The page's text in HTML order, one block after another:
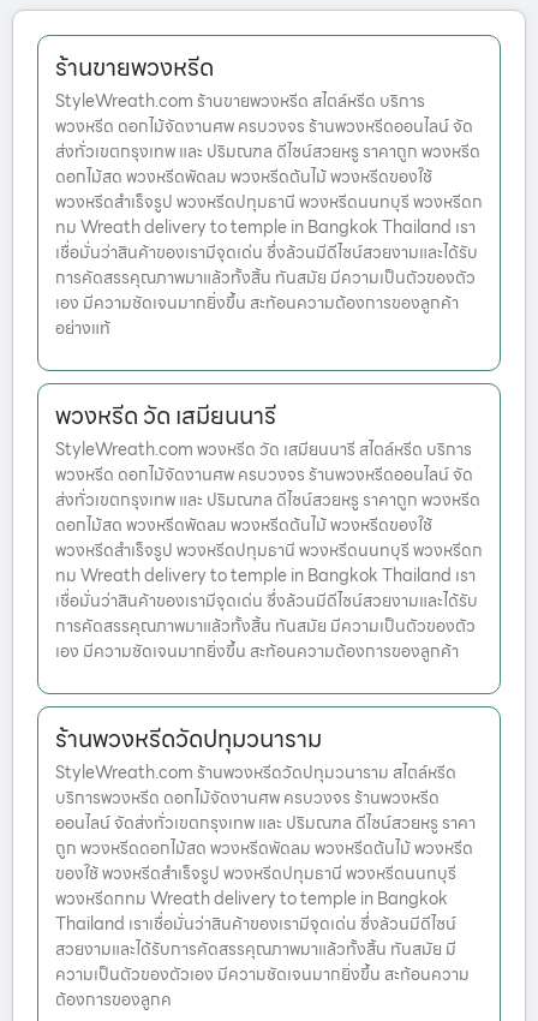
ร้านขายพวงหรีด
StyleWreath.com ร้านขายพวงหรีด สไตล์หรีด บริการ
พวงหรีด ดอกไม้จัดงานศพ ครบวงจร ร้านพวงหรีดออนไลน์ จัด
ส่งทั่วเขตกรุงเทพ และ ปริมณฑล ดีไซน์สวยหรู ราคาถูก พวงหรีด
ดอกไม้สด พวงหรีดพัดลม พวงหรีดต้นไม้ พวงหรีดของใช้
พวงหรีดสำเร็จรูป พวงหรีดปทุมธานี พวงหรีดนนทบุรี พวงหรีดก
ทม Wreath delivery to temple in Bangkok Thailand เรา
เชื่อมั่นว่าสินค้าของเรามีจุดเด่น ซึ่งล้วนมีดีไซน์สวยงามและได้รับ
การคัดสรรคุณภาพมาแล้วทั้งสิ้น ทันสมัย มีความเป็นตัวของตัว
เอง มีความชัดเจนมากยิ่งขึ้น สะท้อนความต้องการของลูกค้า
อย่างแท้
พวงหรีด วัด เสมียนนารี
StyleWreath.com พวงหรีด วัด เสมียนนารี สไตล์หรีด บริการ
พวงหรีด ดอกไม้จัดงานศพ ครบวงจร ร้านพวงหรีดออนไลน์ จัด
ส่งทั่วเขตกรุงเทพ และ ปริมณฑล ดีไซน์สวยหรู ราคาถูก พวงหรีด
ดอกไม้สด พวงหรีดพัดลม พวงหรีดต้นไม้ พวงหรีดของใช้
พวงหรีดสำเร็จรูป พวงหรีดปทุมธานี พวงหรีดนนทบุรี พวงหรีดก
ทม Wreath delivery to temple in Bangkok Thailand เรา
เชื่อมั่นว่าสินค้าของเรามีจุดเด่น ซึ่งล้วนมีดีไซน์สวยงามและได้รับ
การคัดสรรคุณภาพมาแล้วทั้งสิ้น ทันสมัย มีความเป็นตัวของตัว
เอง มีความชัดเจนมากยิ่งขึ้น สะท้อนความต้องการของลูกค้า
ร้านพวงหรีดวัดปทุมวนาราม
StyleWreath.com ร้านพวงหรีดวัดปทุมวนาราม สไตล์หรีด
บริการพวงหรีด ดอกไม้จัดงานศพ ครบวงจร ร้านพวงหรีด
ออนไลน์ จัดส่งทั่วเขตกรุงเทพ และ ปริมณฑล ดีไซน์สวยหรู ราคา
ถูก พวงหรีดดอกไม้สด พวงหรีดพัดลม พวงหรีดต้นไม้ พวงหรีด
ของใช้ พวงหรีดสำเร็จรูป พวงหรีดปทุมธานี พวงหรีดนนทบุรี
พวงหรีดกทม Wreath delivery to temple in Bangkok
Thailand เราเชื่อมั่นว่าสินค้าของเรามีจุดเด่น ซึ่งล้วนมีดีไซน์
สวยงามและได้รับการคัดสรรคุณภาพมาแล้วทั้งสิ้น ทันสมัย มี
ความเป็นตัวของตัวเอง มีความชัดเจนมากยิ่งขึ้น สะท้อนความ
ต้องการของลูกค